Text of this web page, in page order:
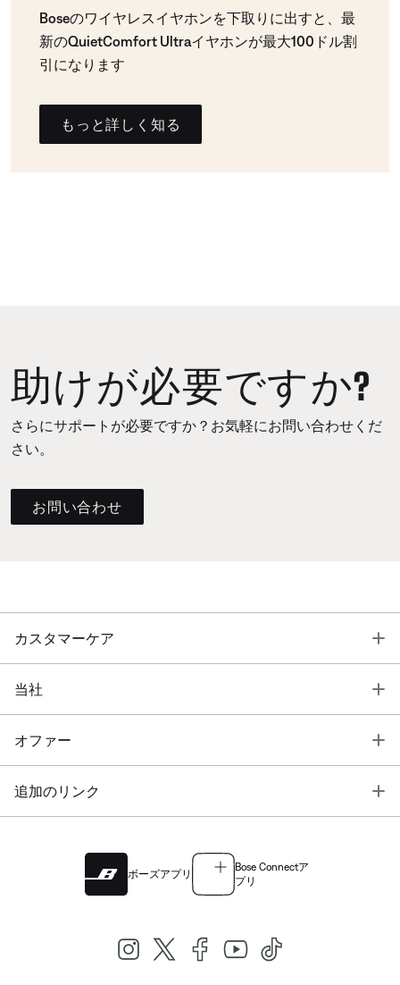
Boseのワイヤレスイヤホンを下取りに出すと、最
新のQuietComfort Ultraイヤホンが最大100ドル割
引になります
もっと詳しく知る
助けが必要ですか?
さらにサポートが必要ですか？お気軽にお問い合わせくだ
さい。
お問い合わせ
カスタマーケア
当社
オファー
追加のリンク
ボーズアプリ
Bose Connectア
プリ